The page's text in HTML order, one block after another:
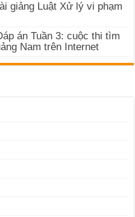
giảng Luật Xử lý vi phạm
án Tuần 3: cuộc thi tìm
Nam trên Internet